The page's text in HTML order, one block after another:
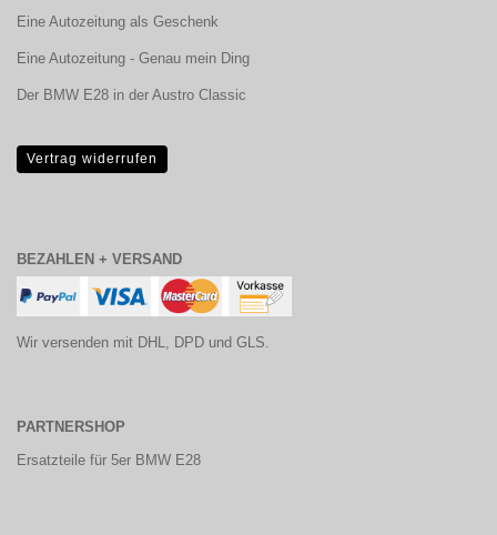
Eine Autozeitung als Geschenk
Eine Autozeitung - Genau mein Ding
Der BMW E28 in der Austro Classic
Vertrag widerrufen
BEZAHLEN + VERSAND
Wir versenden mit DHL, DPD und GLS.
PARTNERSHOP
Ersatzteile für 5er BMW E28